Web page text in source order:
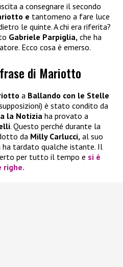
a consegnare il secondo
e tantomeno a fare luce
le quinte. A chi era riferita?
Gabriele Parpiglia, che ha
Ecco cosa è emerso.
di Mariotto
a Ballando con le Stelle
è stato condito da
la Notizia ha provato a
. Questo perché durante la
da Milly Carlucci, al suo
tardato qualche istante. Il
per tutto il tempo e si è
righe.